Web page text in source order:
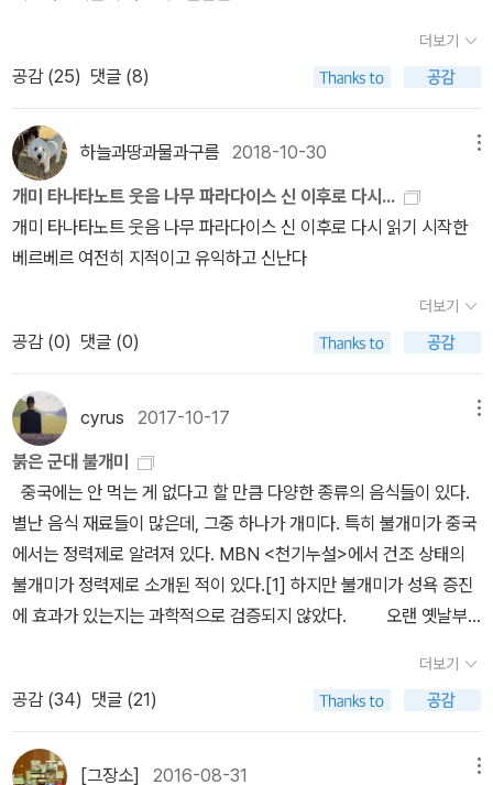
더보기
공감 (25) 댓글 (8)
하늘과땅과물과구름 2018-10-30
개미 타나타노트 웃음 나무 파라다이스 신 이후로 다시...
개미 타나타노트 웃음 나무 파라다이스 신 이후로 다시 읽기 시작한
베르베르 여전히 지적이고 유익하고 신난다
더보기
공감 (0) 댓글 (0)
cyrus 2017-10-17
붉은 군대 불개미
중국에는 안 먹는 게 없다고 할 만큼 다양한 종류의 음식들이 있다.
별난 음식 재료들이 많은데, 그중 하나가 개미다. 특히 불개미가 중국
에서는 정력제로 알려져 있다. MBN <천기누설>에서 건조 상태의
불개미가 정력제로 소개된 적이 있다.[1] 하지만 불개미가 성욕 증진
에 효과가 있는지는 과학적으로 검증되지 않았다. 오랜 옛날부
기억이 정확하다면 이연걸 주연의 영화 <영웅>(1995년 작)에 불개
미탕이 나오는 장면이 나온다. 이연걸의 부인은 불치병에 걸려 투병
생활을 하고 있는데, 아픈 엄마를 위해 아들(얘도 아버지를 닮아서 무
술 실력이 뛰어나다)이 불개미탕을 만들어주는 장면이었다. 아주 잠
더보기
공감 (34) 댓글 (21)
[그장소] 2016-08-31